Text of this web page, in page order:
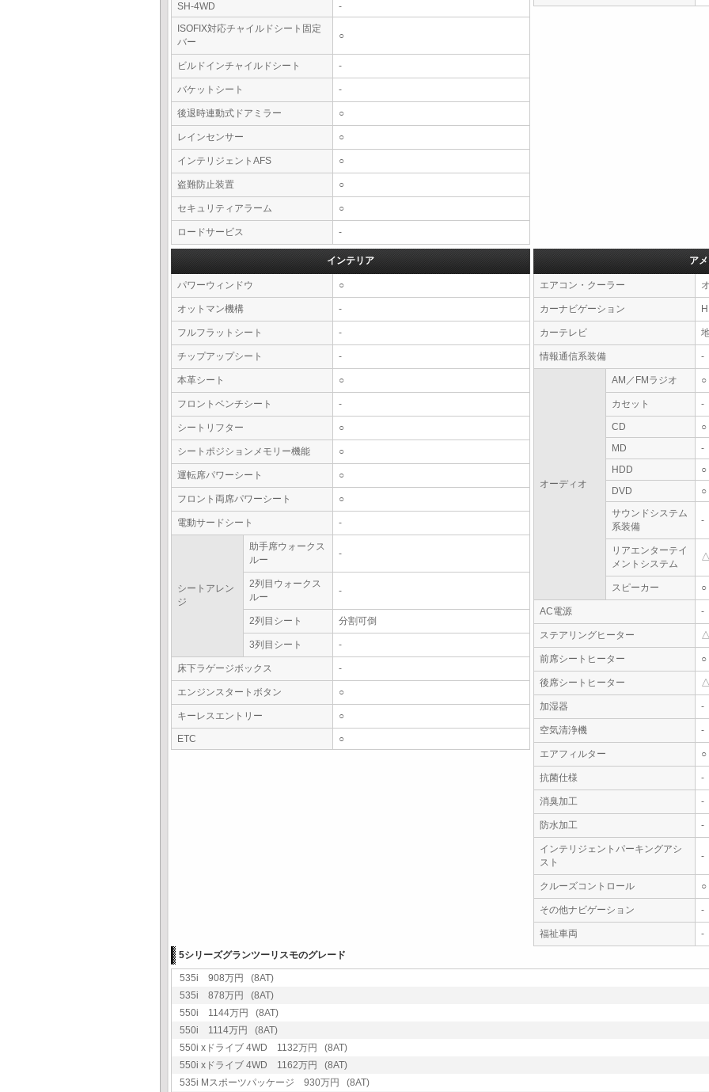
SH-4WD
-
ISOFIX対応チャイルドシート固定
バー
○
ビルドインチャイルドシート -
バケットシート -
後退時連動式ドアミラー ○
レインセンサー ○
インテリジェントAFS ○
盗難防止装置 ○
セキュリティアラーム ○
ロードサービス -
インテリア
パワーウィンドウ ○
オットマン機構 -
フルフラットシート -
チップアップシート -
本革シート ○
フロントベンチシート -
シートリフター ○
シートポジションメモリー機能 ○
運転席パワーシート ○
フロント両席パワーシート ○
電動サードシート -
シートアレン
ジ
助手席ウォークス
ルー
-
2列目ウォークス
ルー
-
2列目シート 分割可倒
3列目シート -
床下ラゲージボックス -
エンジンスタートボタン ○
キーレスエントリー ○
ETC ○
ア
エアコン・クーラー
カーナビゲーション
カーテレビ
情報通信系装備 -
オーディオ
AM／FMラジオ ○
カセット -
CD
○
MD
-
HDD
○
DVD
○
サウンドシステム
系装備
-
リアエンターテイ
メントシステム
△
スピーカー ○
AC電源 -
ステアリングヒーター △
前席シートヒーター ○
後席シートヒーター △
加湿器 -
空気清浄機 -
エアフィルター ○
抗菌仕様 -
消臭加工 -
防水加工 -
インテリジェントパーキングアシ
スト
-
クルーズコントロール ○
その他ナビゲーション -
福祉車両
-
5シリーズグランツーリスモのグレード
535i 908万円 (8AT)
535i 878万円 (8AT)
550i 1144万円 (8AT)
550i 1114万円 (8AT)
550i xドライブ 4WD 1132万円 (8AT)
550i xドライブ 4WD 1162万円 (8AT)
535i Mスポーツパッケージ 930万円 (8AT)